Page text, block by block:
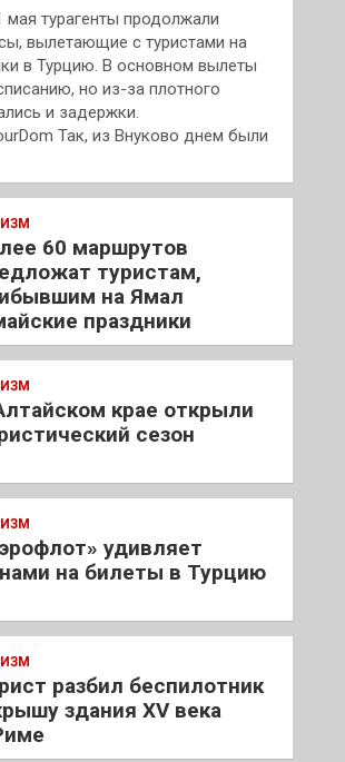
турагенты продолжали
вылетающие с туристами на
в Турцию. В основном вылеты
но из-за плотного
и задержки.
Так, из Внуково днем были
60 маршрутов
туристам,
на Ямал
праздники
крае открыли
сезон
удивляет
на билеты в Турцию
разбил беспилотник
здания XV века